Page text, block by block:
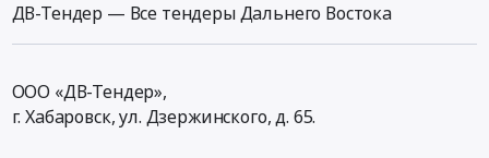
ДВ-Тендер — Все тендеры Дальнего Востока
ООО «ДВ-Тендер»,
г. Хабаровск,ул. Дзержинского, д. 65.